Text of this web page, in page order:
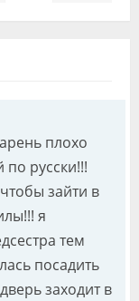
плохо
русски!!!
зайти в
я
тем
посадить
заходит в